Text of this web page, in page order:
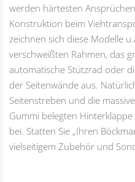
werden härtesten
Konstruktion beim
zeichnen sich diese Modelle
verschweißten Rahmen, das
automatische Stützrad oder
der Seitenwände aus.
Seitenstreben und die
Gummi belegten
bei. Statten Sie „Ihren
vielseitigem Zubehör und